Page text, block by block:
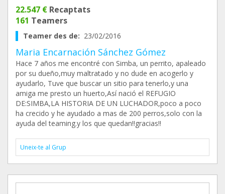
22.547 € Recaptats
161 Teamers
Teamer des de: 23/02/2016
Maria Encarnación Sánchez Gómez
Hace 7 años me encontré con Simba, un perrito, apaleado
por su dueño,muy maltratado y no dude en acogerlo y
ayudarlo, Tuve que buscar un sitio para tenerlo,y una
amiga me presto un huerto,Así nació el REFUGIO
DE:SIMBA,LA HISTORIA DE UN LUCHADOR,poco a poco
ha crecido y he ayudado a mas de 200 perros,solo con la
ayuda del teaming.y los que quedan!!gracias!!
Uneix-te al Grup